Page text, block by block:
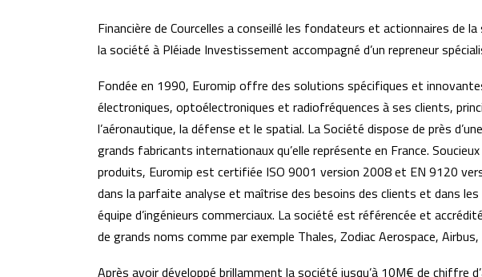
Financière de Courcelles a conseillé les fondateurs et actionnaires de
la société à Pléiade Investissement accompagné d’un repreneur
Fondée en 1990, Euromip offre des solutions spécifiques et
électroniques, optoélectroniques et radiofréquences à ses clients,
l’aéronautique, la défense et le spatial. La Société dispose de près
grands fabricants internationaux qu’elle représente en France.
produits, Euromip est certifiée ISO 9001 version 2008 et EN 9120
dans la parfaite analyse et maîtrise des besoins des clients et dans
équipe d’ingénieurs commerciaux. La société est référencée et
de grands noms comme par exemple Thales, Zodiac Aerospace,
Après avoir développé brillamment la société jusqu’à 10M€ de chiffre